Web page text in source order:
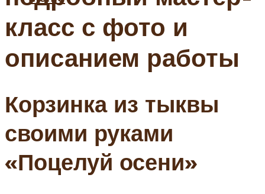
класс с фото и
описанием работы
Корзинка из тыквы
своими руками
«Поцелуй осени»